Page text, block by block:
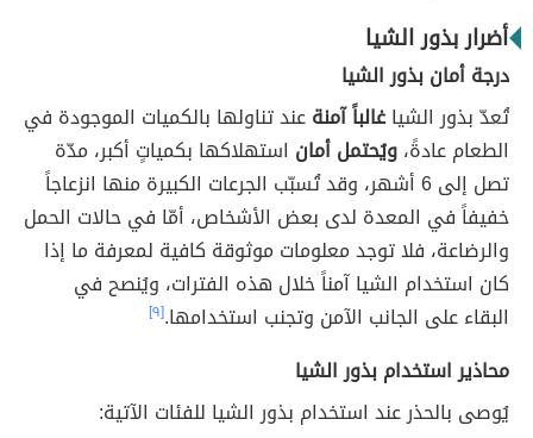
أضرار بذور الشيا
درجة أمان بذور الشيا
تُعدّ بذور الشياغالباً آمنةعند تناولها بالكميات الموجودة في
الطعام عادةً،ويُحتمل أمان استهلاكها بكمياتٍ أكبر، مدّة
تصل إلى 6 أشهر، وقد تُسبّب الجرعات الكبيرة منها انزعاجاً
خفيفاً في المعدة لدى بعض الأشخاص، أمّا في حالات الحمل
والرضاعة، فلا توجد معلومات موثوقة كافية لمعرفة ما إذا
كان استخدام الشيا آمناً خلال هذه الفترات، ويُنصح في
البقاء على الجانب الآمن وتجنب استخدامها.[٩]
محاذير استخدام بذور الشيا
يُوصى بالحذر عند استخدام بذور الشيا للفئات الآتية: